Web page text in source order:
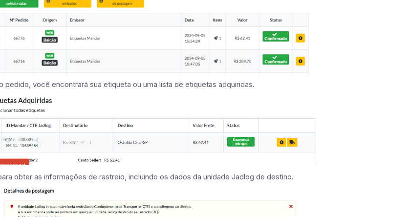
pedido, você encontrará sua etiqueta ou uma lista de etiquetas adquiridas.
obter as informações de rastreio, incluindo os dados da unidade Jadlog de destino.